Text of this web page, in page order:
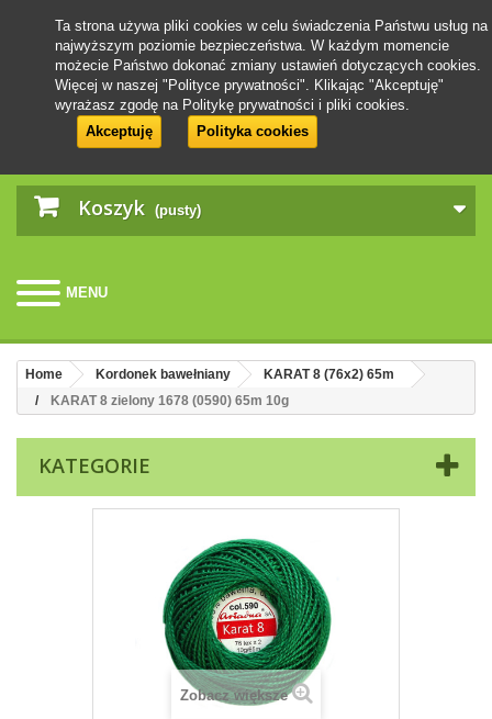
Koszyk (pusty)
MENU
Ta strona używa pliki cookies w celu świadczenia Państwu usług na
najwyższym poziomie bezpieczeństwa. W każdym momencie
możecie Państwo dokonać zmiany ustawień dotyczących cookies.
Więcej w naszej "Polityce prywatności". Klikając "Akceptuję"
wyrażasz zgodę na Politykę prywatności i pliki cookies.
Akceptuję
Polityka cookies
Home Kordonek bawełniany
KARAT 8 (76x2) 65m
KARAT 8 zielony 1678 (0590) 65m 10g
KATEGORIE
Zobacz większe